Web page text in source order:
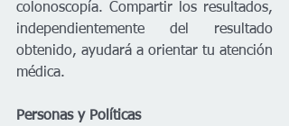
colonoscopía. Compartir los resultados,
independientemente del resultado
obtenido, ayudará a orientar tu atención
médica.
Personas y Políticas